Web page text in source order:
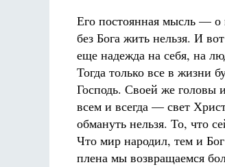
Его постоянная мысль —
без Бога жить нельзя. И
еще надежда на себя, на
Тогда только все в жизни
Господь. Своей же головы
всем и всегда — свет
обмануть нельзя. То, что
Что мир народил, тем и
плена мы возвращаемся